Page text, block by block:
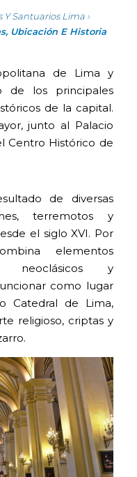
Y Santuarios Lima ›
Ubicación E Historia
de Lima y
de los principales
de la capital.
junto al Palacio
Centro Histórico de
de diversas
terremotos y
el siglo XVI. Por
elementos
neoclásicos y
como lugar
Catedral de Lima,
religioso, criptas y